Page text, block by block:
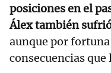
posiciones en el
Álex también
aunque por
consecuencias que